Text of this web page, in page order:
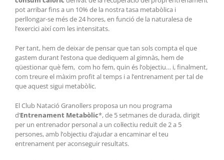
pot arribar fins a un 10% de la nostra tasa metabòlica i
perllongar-se més de 24 hores, en funció de la naturalesa de
l’exercici així com les intensitats.
Per tant, hem de deixar de pensar que tan sols compta el que
gastem durant l’estona que dediquem al gimnàs, hem de
qüestionar què fem, com ho fem, quin és l’objectiu… i, finalment,
com treure el màxim profit al temps i a l’entrenament per tal de
que aquest sigui metabòlic.
El Club Natació Granollers proposa un nou programa
d’Entrenament Metabòlic*, de 5 setmanes de durada, dirigit
per un entrenador personal a un col·lectiu reduït de 2 a 5
persones, amb l’objectiu d’ajudar a encaminar el teu
entrenament per aconseguir resultats.